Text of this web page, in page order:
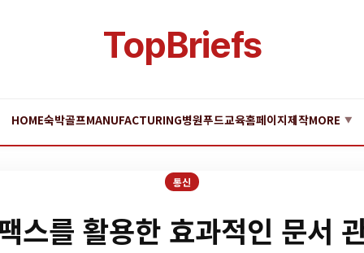
TopBriefs
HOME숙박골프MANUFACTURING병원푸드교육홈페이지제작MORE ▼
통신
스를 활용한 효과적인 문서